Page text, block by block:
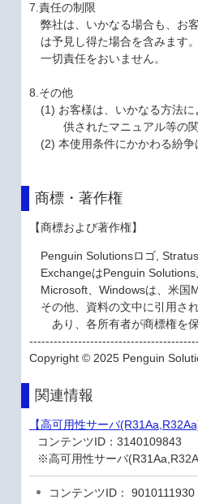
7.責任の制限
弊社は、いかなる場合も、お
は予見し得た場合を含みます
一切責任をおいません。
8.その他
(1) お客様は、いかなる方法
供されたマニュアル等の
(2) 本使用条件にかかわる紛
商標・著作権
【商標および著作権】
Penguin Solutionsロゴ,
ExchangeはPenguin
Microsoft、Windowsは、米国
その他、資料の文中に引用さ
あり、各所有者が商標権を
Copyright © 2025 Penguin
関連情報
【高可用性サーバ
コンテンツID：3140109843
※高可用性サーバ
コンテンツID： 9010111930